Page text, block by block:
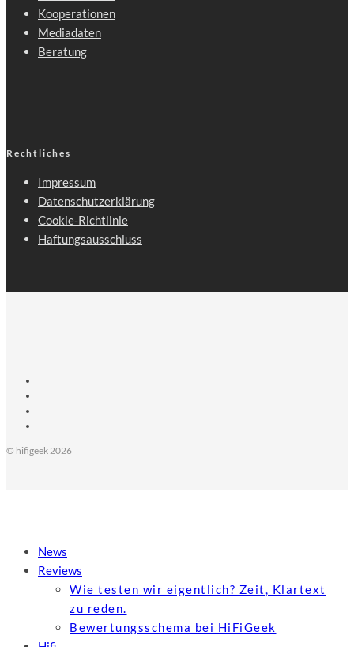
Kooperationen
Mediadaten
Beratung
Rechtliches
Impressum
Datenschutzerklärung
Cookie-Richtlinie
Haftungsausschluss
© hifigeek 2026
News
Reviews
Wie testen wir eigentlich? Zeit, Klartext
zu reden.
Bewertungs­schema bei HiFiGeek